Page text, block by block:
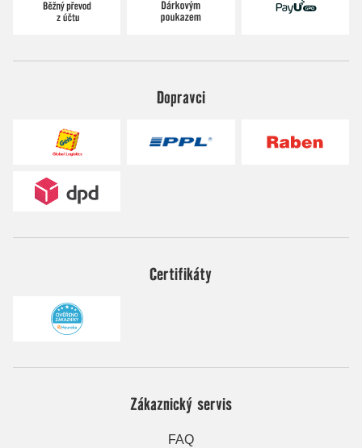
Dopravci
Certifikáty
Zákaznický servis
FAQ